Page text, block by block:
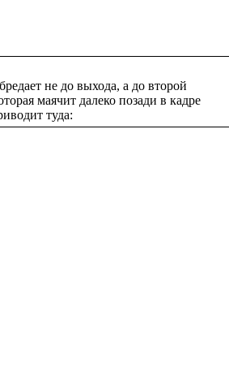
не до выхода, а до второй
маячит далеко позади в кадре
туда: